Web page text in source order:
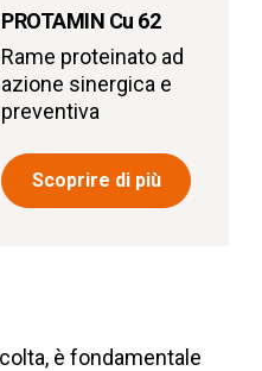
PROTAMIN Cu 62
Rame proteinato ad
azione sinergica e
preventiva
Scoprire di più
è fondamentale